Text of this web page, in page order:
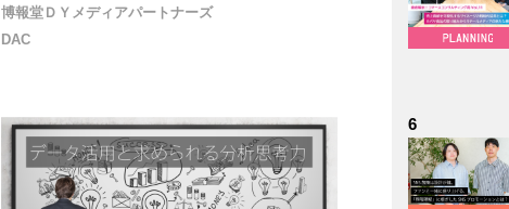
博報堂ＤＹメディアパートナーズ
DAC
6